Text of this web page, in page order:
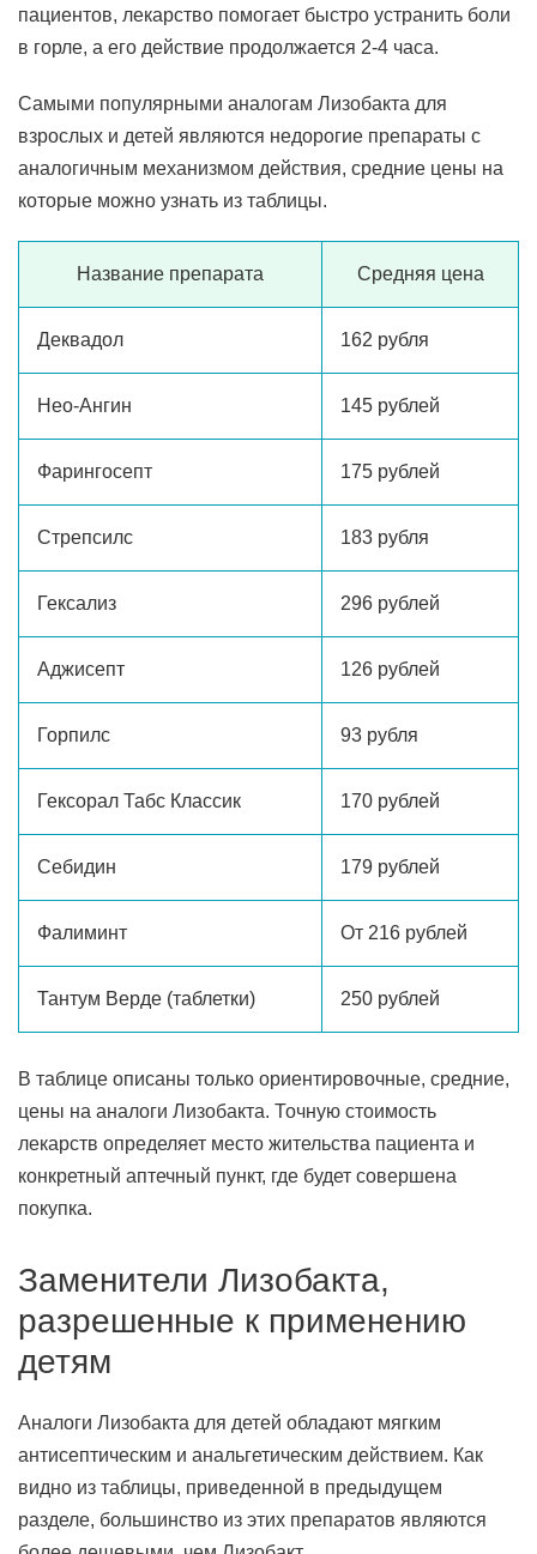
пациентов, лекарство помогает быстро устранить боли
в горле, а его действие продолжается 2-4 часа.
Самыми популярными аналогам Лизобакта для
взрослых и детей являются недорогие препараты с
аналогичным механизмом действия, средние цены на
которые можно узнать из таблицы.
Название препарата Средняя цена
Деквадол 162 рубля
Нео-Ангин 145 рублей
Фарингосепт 175 рублей
Стрепсилс 183 рубля
Гексализ 296 рублей
Аджисепт 126 рублей
Горпилс 93 рубля
Гексорал Табс Классик 170 рублей
Себидин 179 рублей
Фалиминт От 216 рублей
Тантум Верде (таблетки) 250 рублей
В таблице описаны только ориентировочные, средние,
цены на аналоги Лизобакта. Точную стоимость
лекарств определяет место жительства пациента и
конкретный аптечный пункт, где будет совершена
покупка.
Заменители Лизобакта,
разрешенные к применению
детям
Аналоги Лизобакта для детей обладают мягким
антисептическим и анальгетическим действием. Как
видно из таблицы, приведенной в предыдущем
разделе, большинство из этих препаратов являются